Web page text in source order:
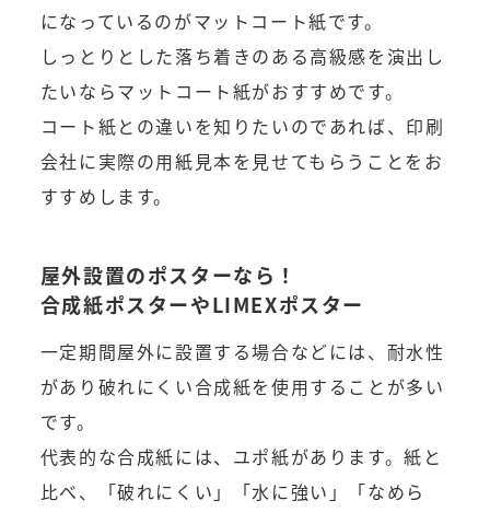
になっているのがマットコート紙です。
しっとりとした落ち着きのある高級感を演出し
たいならマットコート紙がおすすめです。
コート紙との違いを知りたいのであれば、印刷
会社に実際の用紙見本を見せてもらうことをお
すすめします。
屋外設置のポスターなら！
合成紙ポスターやLIMEXポスター
一定期間屋外に設置する場合などには、耐水性
があり破れにくい合成紙を使用することが多い
です。
代表的な合成紙には、ユポ紙があります。紙と
比べ、「破れにくい」「水に強い」「なめら